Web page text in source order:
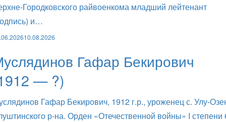
Городковского райвоенкома младший лейтенант
и…
10.08.2026
Гафар Бекирович
— ?)
Гафар Бекирович, 1912 г.р., уроженец с. Улу-
р-на. Орден «Отечественной войны» I степени